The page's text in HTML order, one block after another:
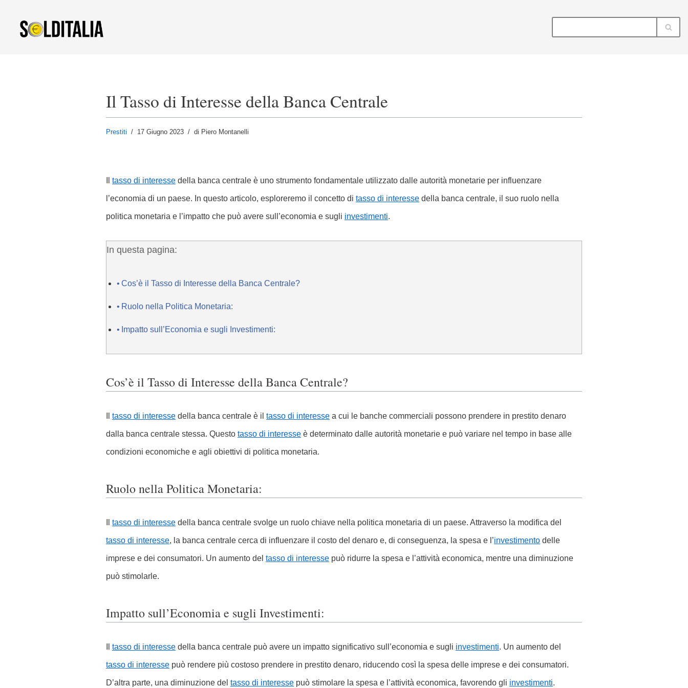
Il Tasso di Interesse della Banca Centrale
Prestiti 17 Giugno 2023 di Piero Montanelli
tasso di interesse della banca centrale è uno strumento fondamentale utilizzato dalle autorità monetarie per influenzare
l’economia di un paese. In questo articolo, esploreremo il concetto di tasso di interesse della banca centrale, il suo ruolo nella
politica monetaria e l’impatto che può avere sull’economia e sugli investimenti.
In questa pagina:
Cos’è il Tasso di Interesse della Banca Centrale?
Ruolo nella Politica Monetaria:
Impatto sull’Economia e sugli Investimenti:
Cos’è il Tasso di Interesse della Banca Centrale?
tasso di interesse della banca centrale è il tasso di interesse a cui le banche commerciali possono prendere in prestito denaro
dalla banca centrale stessa. Questo tasso di interesse è determinato dalle autorità monetarie e può variare nel tempo in base alle
condizioni economiche e agli obiettivi di politica monetaria.
Ruolo nella Politica Monetaria:
tasso di interesse della banca centrale svolge un ruolo chiave nella politica monetaria di un paese. Attraverso la modifica del
tasso di interesse, la banca centrale cerca di influenzare il costo del denaro e, di conseguenza, la spesa e l’investimento delle
imprese e dei consumatori. Un aumento del tasso di interesse può ridurre la spesa e l’attività economica, mentre una diminuzione
può stimolarle.
Impatto sull’Economia e sugli Investimenti:
tasso di interesse della banca centrale può avere un impatto significativo sull’economia e sugli investimenti. Un aumento del
tasso di interesse può rendere più costoso prendere in prestito denaro, riducendo così la spesa delle imprese e dei consumatori.
D’altra parte, una diminuzione del tasso di interesse può stimolare la spesa e l’attività economica, favorendo gli investimenti.